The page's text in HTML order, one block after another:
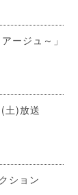
ージュ～」
土)放送
ション